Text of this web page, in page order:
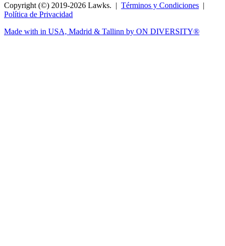
Copyright (©) 2019-2026 Lawks. | Términos y Condiciones |
Política de Privacidad
Made with in USA, Madrid & Tallinn by ON DIVERSITY®